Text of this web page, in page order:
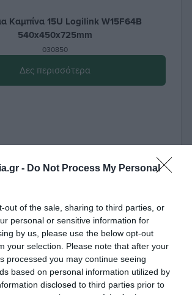
- Do Not Process My Personal
out of the sale, sharing to third parties, or
personal or sensitive information for
by us, please use the below opt-out
your selection. Please note that after your
processed you may continue seeing
based on personal information utilized by
disclosed to third parties prior to
Καμπίνα 15U Logilink W15F64B
540x450x725mm
030850
Δες περισσότερα